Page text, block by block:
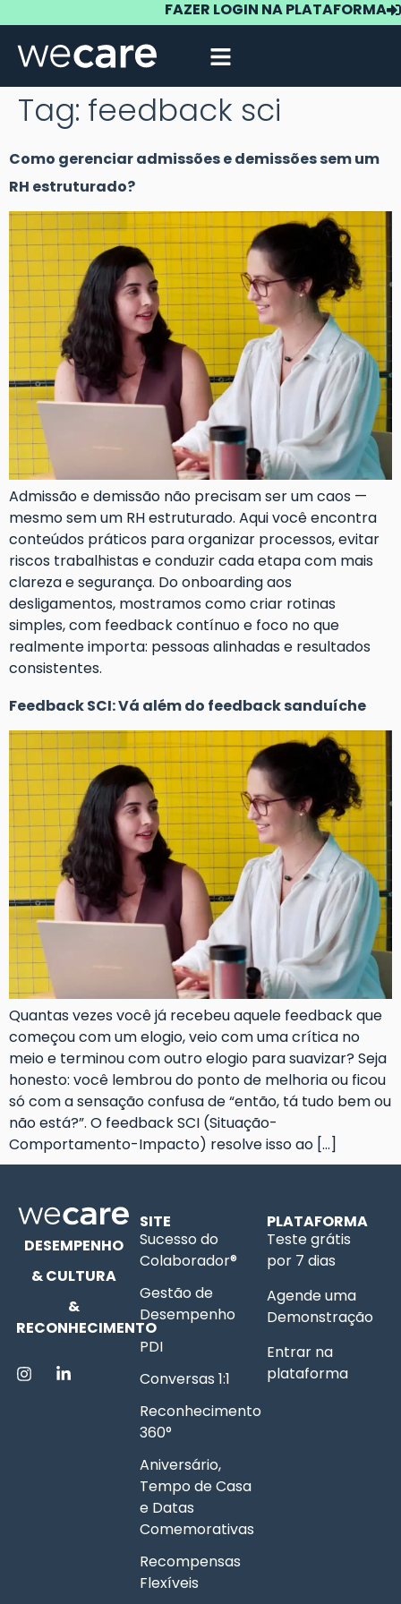
FAZER LOGIN NA PLATAFORMA
Tag: feedback sci
Como gerenciar admissões e demissões sem um
RH estruturado?
Admissão e demissão não precisam ser um caos —
mesmo sem um RH estruturado. Aqui você encontra
conteúdos práticos para organizar processos, evitar
riscos trabalhistas e conduzir cada etapa com mais
clareza e segurança. Do onboarding aos
desligamentos, mostramos como criar rotinas
simples, com feedback contínuo e foco no que
realmente importa: pessoas alinhadas e resultados
consistentes.
Feedback SCI: Vá além do feedback sanduíche
Quantas vezes você já recebeu aquele feedback que
começou com um elogio, veio com uma crítica no
meio e terminou com outro elogio para suavizar? Seja
honesto: você lembrou do ponto de melhoria ou ficou
só com a sensação confusa de “então, tá tudo bem ou
não está?”. O feedback SCI (Situação-
Comportamento-Impacto) resolve isso ao […]
DESEMPENHO
& CULTURA
&
RECONHECIMENTO
SITE
Sucesso do
Colaborador®
Gestão de
Desempenho
PDI
Conversas 1:1
Reconhecimento
360°
Aniversário,
Tempo de Casa
e Datas
Comemorativas
Recompensas
Flexíveis
PLATAFORMA
Teste grátis
por 7 dias
Agende uma
Demonstração
Entrar na
plataforma